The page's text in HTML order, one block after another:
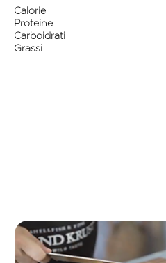
Calorie
Proteine
Carboidrati
Grassi